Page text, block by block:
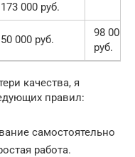
173 000 руб.
50 000 руб.
98 000
руб.
качества, я
правил:
самостоятельно
работа.